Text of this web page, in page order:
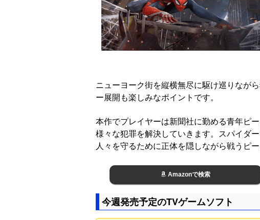
ニューヨーク街を縦横無尽に駆け巡りなが
ー展開も楽しみなポイントです。
本作でプレイヤーは新聞社に勤める青年ピ
様々な犯罪を解決していきます。スパイダ
人々を守るために正体を隠しながら戦うピ
Amazonで検索
今週発売予定のTVゲームソフト